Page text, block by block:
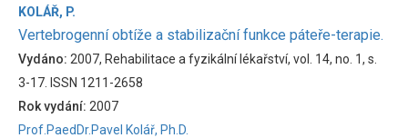
KOLÁŘ, P.
Vertebrogenní obtíže a stabilizační funkce páteře-terapie.
Vydáno: 2007, Rehabilitace a fyzikální lékařství, vol. 14, no. 1, s.
3-17. ISSN 1211-2658
Rok vydání: 2007
Prof.PaedDr.Pavel Kolář, Ph.D.